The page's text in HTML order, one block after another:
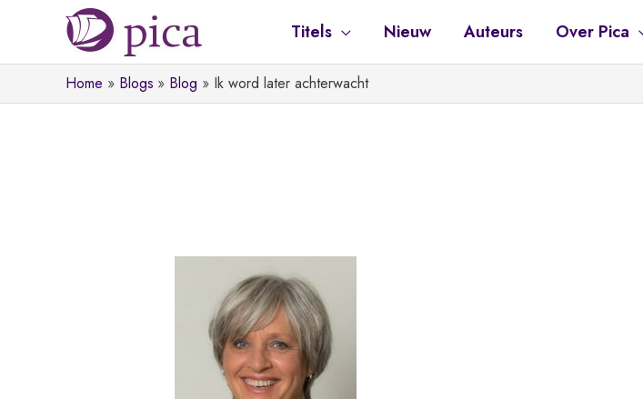
de
Titels Nieuw Auteurs Over Pica
Home Blogs Blog Ik word later achterwacht